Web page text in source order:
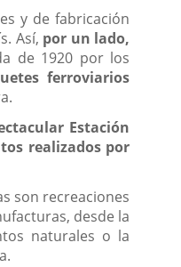
y de fabricación
Así, por un lado,
de 1920 por los
ferroviarios
Estación
realizados por
son recreaciones
desde la
naturales o la